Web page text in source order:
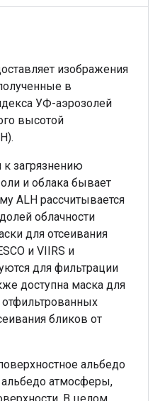
изображения
в
УФ-аэрозолей
высотой
к загрязнению
и облака бывает
ALH рассчитывается
облачности
для отсеивания
и VIIRS и
для фильтрации
доступна маска для
отфильтрованных
бликов от
альбедо
альбедо атмосферы,